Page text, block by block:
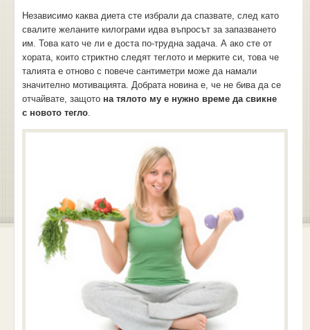
Независимо каква диета сте избрали да спазвате, след като
свалите желаните килограми идва въпросът за запазването
им. Това като че ли е доста по-трудна задача. А ако сте от
хората, които стриктно следят теглото и мерките си, това че
талията е отново с повече сантиметри може да намали
значително мотивацията. Добрата новина е, че не бива да се
отчайвате, защото на тялото му е нужно време да свикне
с новото тегло.